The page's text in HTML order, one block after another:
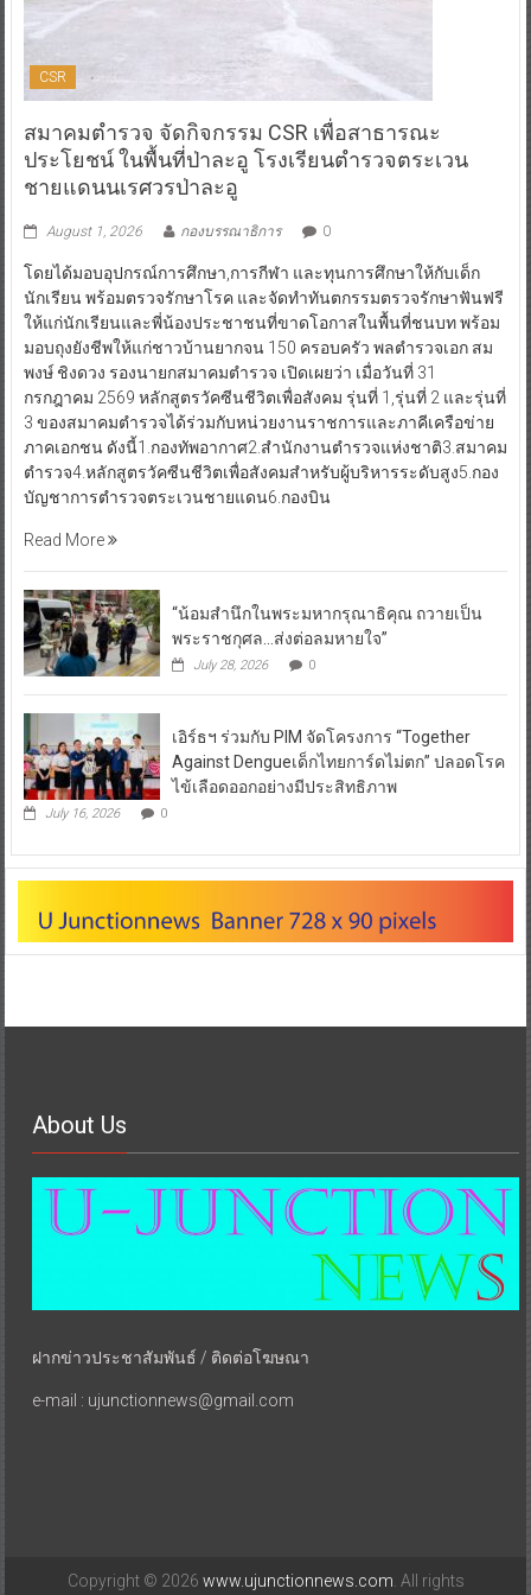
CSR
สมาคมตำรวจ จัดกิจกรรม CSR เพื่อสาธารณะ
ประโยชน์ ในพื้นที่ป่าละอู โรงเรียนตำรวจตระเวน
ชายแดนนเรศวรป่าละอู
August 1, 2026 กองบรรณาธิการ 0
โดยได้มอบอุปกรณ์การศึกษา,การกีฬา และทุนการศึกษาให้กับเด็ก
นักเรียน พร้อมตรวจรักษาโรค และจัดทำทันตกรรมตรวจรักษาฟันฟรี
ให้แก่นักเรียนและพี่น้องประชาชนที่ขาดโอกาสในพื้นที่ชนบท พร้อม
มอบถุงยังชีพให้แก่ชาวบ้านยากจน 150 ครอบครัว พลตำรวจเอก สม
พงษ์ ชิงดวง รองนายกสมาคมตำรวจ เปิดเผยว่า เมื่อวันที่ 31
กรกฎาคม 2569 หลักสูตรวัคซีนชีวิตเพื่อสังคม รุ่นที่ 1,รุ่นที่ 2 และรุ่นที่
3 ของสมาคมตำรวจได้ร่วมกับหน่วยงานราชการและภาคีเครือข่าย
ภาคเอกชน ดังนี้1.กองทัพอากาศ2.สำนักงานตำรวจแห่งชาติ3.สมาคม
ตำรวจ4.หลักสูตรวัคซีนชีวิตเพื่อสังคมสำหรับผู้บริหารระดับสูง5.กอง
บัญชาการตำรวจตระเวนชายแดน6.กองบิน
Read More
“น้อมสำนึกในพระมหากรุณาธิคุณ ถวายเป็น
พระราชกุศล…ส่งต่อลมหายใจ”
July 28, 2026 0
เอิร์ธฯ ร่วมกับ PIM จัดโครงการ “Together
Against Dengueเด็กไทยการ์ดไม่ตก” ปลอดโรค
ไข้เลือดออกอย่างมีประสิทธิภาพ
July 16, 2026 0
About Us
ฝากข่าวประชาสัมพันธ์ / ติดต่อโฆษณา
e-mail : ujunctionnews@gmail.com
Copyright © 2026 www.ujunctionnews.com . All rights